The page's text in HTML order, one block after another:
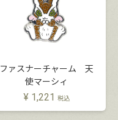
ファスナーチャーム 天
使マーシィ
¥ 1,221 税込